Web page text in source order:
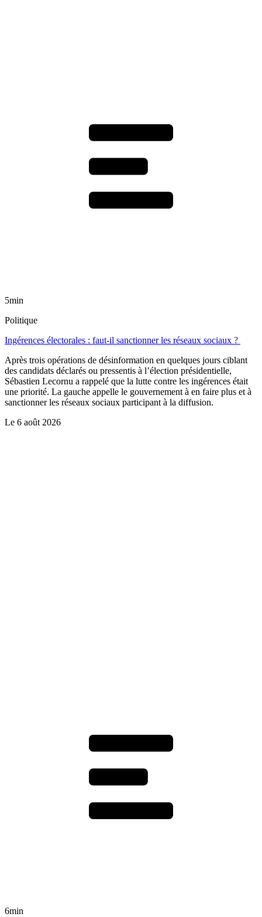
5min
Politique
Ingérences électorales : faut-il sanctionner les réseaux sociaux ?
Après trois opérations de désinformation en quelques jours ciblant
des candidats déclarés ou pressentis à l’élection présidentielle,
Sébastien Lecornu a rappelé que la lutte contre les ingérences était
une priorité. La gauche appelle le gouvernement à en faire plus et à
sanctionner les réseaux sociaux participant à la diffusion.
Le 6 août 2026
6min